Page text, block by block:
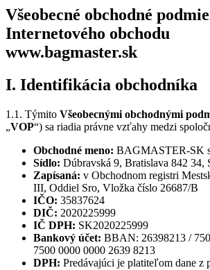
Všeobecné obchodné
Internetového obchodu
www.bagmaster.sk
I. Identifikácia obchodníka
1.1. Týmito Všeobecnými obchodnými
„VOP“) sa riadia právne vzťahy medzi
Obchodné meno: BAGMASTER-SK
Sídlo: Dúbravská 9, Bratislava 842 34,
Zapísaná: v Obchodnom registri
III, Oddiel Sro, Vložka číslo 26687/B
IČO: 35837624
DIČ: 2020225999
IČ DPH: SK2020225999
Bankový účet: BBAN: 26398213 /
7500 0000 0000 2639 8213
DPH: Predávajúci je platiteľom dane z